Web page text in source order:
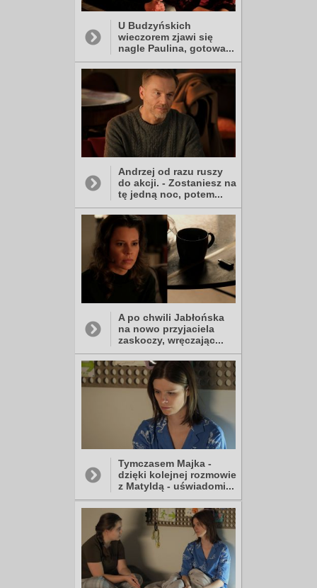
U Budzyńskich
wieczorem zjawi się
nagle Paulina, gotowa...
Andrzej od razu ruszy
do akcji. - Zostaniesz na
tę jedną noc, potem...
A po chwili Jabłońska
na nowo przyjaciela
zaskoczy, wręczając...
Tymczasem Majka -
dzięki kolejnej rozmowie
z Matyldą - uświadomi...